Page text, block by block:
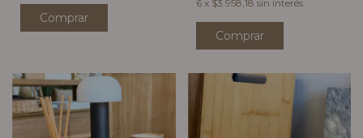
6 x $3.958,18 sin interés